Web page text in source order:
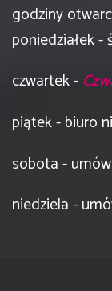
godziny
poniedziałek
czwartek -
piątek - biuro
sobota -
niedziela -